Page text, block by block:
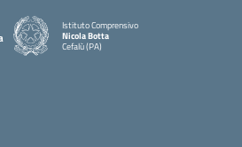
Istituto Comprensivo
Nicola Botta
Cefalù (PA)